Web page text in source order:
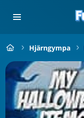
Hjärngympa